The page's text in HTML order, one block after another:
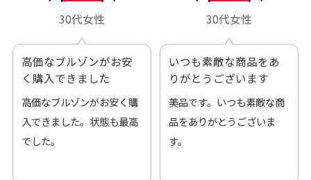
30代女性
高価なブルゾンがお安
く購入できました
高価なブルゾンがお安く購
入できました。状態も最高
でした。
30代女性
いつも素敵な商品をあ
りがとうございます
美品です。いつも素敵な商
品をありがとうございま
す。